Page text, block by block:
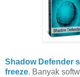
Shadow Defender
freeze. Banyak